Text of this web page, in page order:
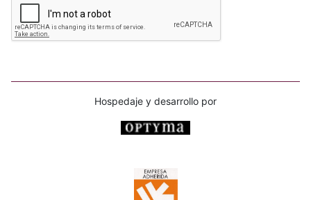
Hospedaje y desarrollo por